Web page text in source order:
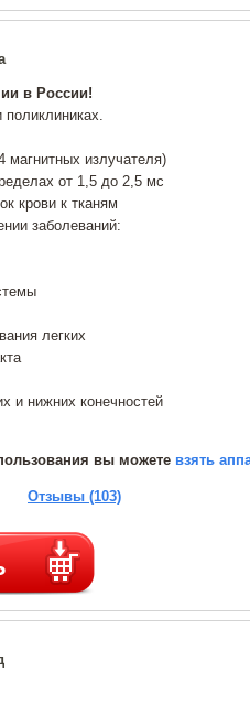
в России!
магнитных излучателя)
от 1,5 до 2,5 мс
крови к тканям
заболеваний:
легких
и нижних конечностей
вы можете взять
Отзывы (103)